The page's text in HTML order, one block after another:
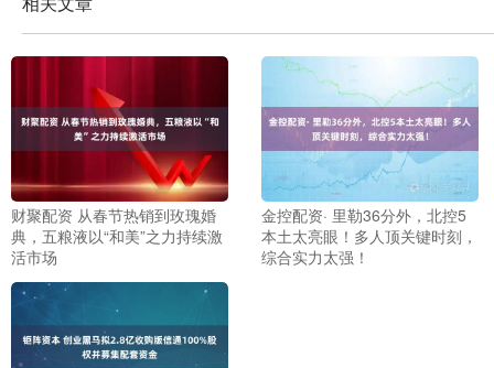
财聚配资 从春节热销到玫瑰婚
典，五粮液以“和美”之力持续激
活市场
金控配资· 里勒36分外，北控5
本土太亮眼！多人顶关键时刻，
综合实力太强！